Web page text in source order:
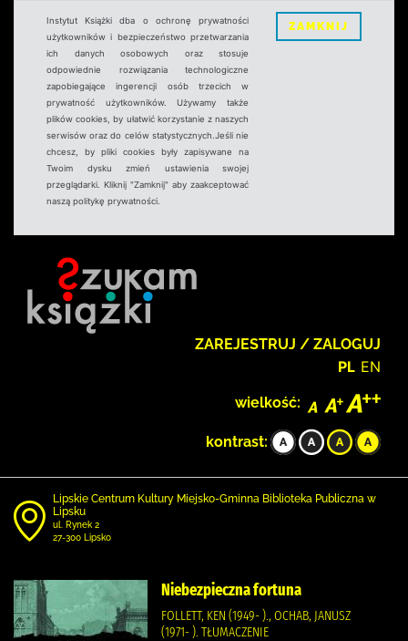
Instytut Książki dba o ochronę prywatności
użytkowników i bezpieczeństwo przetwarzania
ich danych osobowych oraz stosuje
odpowiednie rozwiązania technologiczne
zapobiegające ingerencji osób trzecich w
prywatność użytkowników. Używamy także
plików cookies, by ułatwić korzystanie z naszych
serwisów oraz do celów statystycznych.Jeśli nie
chcesz, by pliki cookies były zapisywane na
Twoim dysku zmień ustawienia swojej
przeglądarki. Kliknij "Zamknij" aby zaakceptować
naszą politykę prywatności.
ZAMKNIJ
ZAREJESTRUJ / ZALOGUJ
PL EN
wielkość:
kontrast:
Lipskie Centrum Kultury Miejsko-Gminna Biblioteka Publiczna w
Lipsku
ul. Rynek 2
27-300 Lipsko
Niebezpieczna fortuna
FOLLETT, KEN (1949- )., OCHAB, JANUSZ
(1971- ). TŁUMACZENIE